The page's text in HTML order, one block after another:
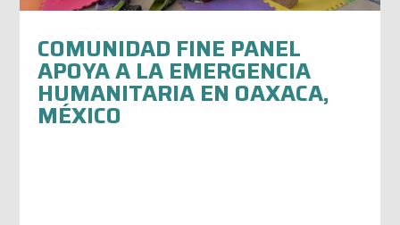
COMUNIDAD FINE PANEL
APOYA A LA EMERGENCIA
HUMANITARIA EN OAXACA,
MÉXICO